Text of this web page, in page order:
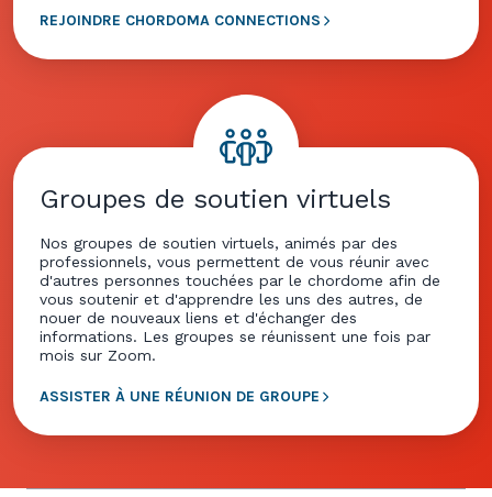
REJOINDRE CHORDOMA CONNECTIONS
Groupes de soutien virtuels
Nos groupes de soutien virtuels, animés par des
professionnels, vous permettent de vous réunir avec
d'autres personnes touchées par le chordome afin de
vous soutenir et d'apprendre les uns des autres, de
nouer de nouveaux liens et d'échanger des
informations. Les groupes se réunissent une fois par
mois sur Zoom.
ASSISTER À UNE RÉUNION DE GROUPE